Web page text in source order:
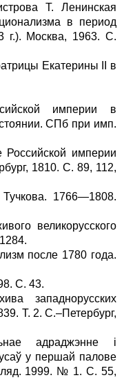
Т. Ленинская
в период
г.). Москва, 1963. С.
Екатерины II в
империи в
СПб при имп.
Российской империи
1810. С. 89, 112,
1766—1808.
великорусского
после 1780 года.
С. 43.
западнорусских
Т. 2. С.–Петербург,
адраджэнне і
у першай палове
1999. № 1. С. 55,